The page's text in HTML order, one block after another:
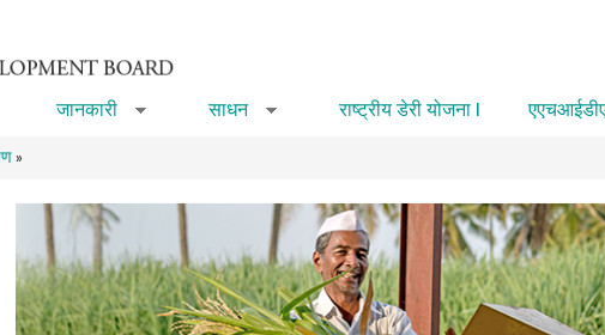
जानकारी साधन राष्ट्रीय डेरी योजना I
»